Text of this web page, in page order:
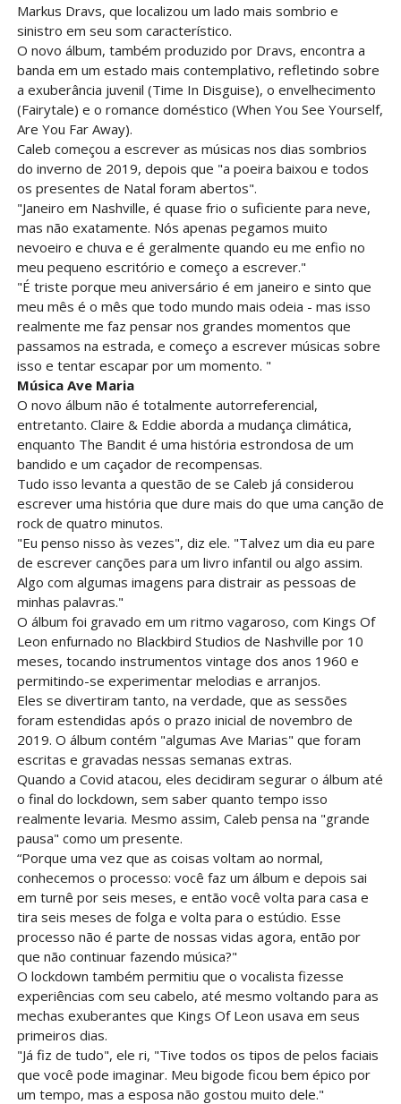
Markus Dravs, que localizou um lado mais sombrio e
sinistro em seu som característico.
O novo álbum, também produzido por Dravs, encontra a
banda em um estado mais contemplativo, refletindo sobre
a exuberância juvenil (Time In Disguise), o envelhecimento
(Fairytale) e o romance doméstico (When You See Yourself,
Are You Far Away).
Caleb começou a escrever as músicas nos dias sombrios
do inverno de 2019, depois que "a poeira baixou e todos
os presentes de Natal foram abertos".
"Janeiro em Nashville, é quase frio o suficiente para neve,
mas não exatamente. Nós apenas pegamos muito
nevoeiro e chuva e é geralmente quando eu me enfio no
meu pequeno escritório e começo a escrever."
"É triste porque meu aniversário é em janeiro e sinto que
meu mês é o mês que todo mundo mais odeia - mas isso
realmente me faz pensar nos grandes momentos que
passamos na estrada, e começo a escrever músicas sobre
isso e tentar escapar por um momento. "
Música Ave Maria
O novo álbum não é totalmente autorreferencial,
entretanto. Claire & Eddie aborda a mudança climática,
enquanto The Bandit é uma história estrondosa de um
bandido e um caçador de recompensas.
Tudo isso levanta a questão de se Caleb já considerou
escrever uma história que dure mais do que uma canção de
rock de quatro minutos.
"Eu penso nisso às vezes", diz ele. "Talvez um dia eu pare
de escrever canções para um livro infantil ou algo assim.
Algo com algumas imagens para distrair as pessoas de
minhas palavras."
O álbum foi gravado em um ritmo vagaroso, com Kings Of
Leon enfurnado no Blackbird Studios de Nashville por 10
meses, tocando instrumentos vintage dos anos 1960 e
permitindo-se experimentar melodias e arranjos.
Eles se divertiram tanto, na verdade, que as sessões
foram estendidas após o prazo inicial de novembro de
2019. O álbum contém "algumas Ave Marias" que foram
escritas e gravadas nessas semanas extras.
Quando a Covid atacou, eles decidiram segurar o álbum até
o final do lockdown, sem saber quanto tempo isso
realmente levaria. Mesmo assim, Caleb pensa na "grande
pausa" como um presente.
“Porque uma vez que as coisas voltam ao normal,
conhecemos o processo: você faz um álbum e depois sai
em turnê por seis meses, e então você volta para casa e
tira seis meses de folga e volta para o estúdio. Esse
processo não é parte de nossas vidas agora, então por
que não continuar fazendo música?"
O lockdown também permitiu que o vocalista fizesse
experiências com seu cabelo, até mesmo voltando para as
mechas exuberantes que Kings Of Leon usava em seus
primeiros dias.
"Já fiz de tudo", ele ri, "Tive todos os tipos de pelos faciais
que você pode imaginar. Meu bigode ficou bem épico por
um tempo, mas a esposa não gostou muito dele."